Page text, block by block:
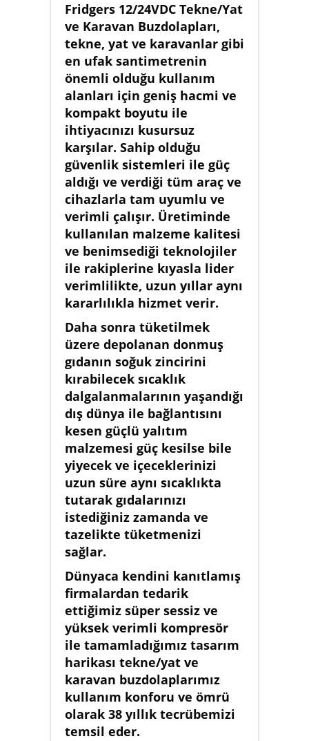
Fridgers 12/24VDC Tekne/Yat
ve Karavan Buzdolapları,
tekne, yat ve karavanlar gibi
en ufak santimetrenin
önemli olduğu kullanım
alanları için geniş hacmi ve
kompakt boyutu ile
ihtiyacınızı kusursuz
karşılar. Sahip olduğu
güvenlik sistemleri ile güç
aldığı ve verdiği tüm araç ve
cihazlarla tam uyumlu ve
verimli çalışır. Üretiminde
kullanılan malzeme kalitesi
ve benimsediği teknolojiler
ile rakiplerine kıyasla lider
verimlilikte, uzun yıllar aynı
kararlılıkla hizmet verir.
Daha sonra tüketilmek
üzere depolanan donmuş
gıdanın soğuk zincirini
kırabilecek sıcaklık
dalgalanmalarının yaşandığı
dış dünya ile bağlantısını
kesen güçlü yalıtım
malzemesi güç kesilse bile
yiyecek ve içeceklerinizi
uzun süre aynı sıcaklıkta
tutarak gıdalarınızı
istediğiniz zamanda ve
tazelikte tüketmenizi
sağlar.
Dünyaca kendini kanıtlamış
firmalardan tedarik
ettiğimiz süper sessiz ve
yüksek verimli kompresör
ile tamamladığımız tasarım
harikası tekne/yat ve
karavan buzdolaplarımız
kullanım konforu ve ömrü
olarak 38 yıllık tecrübemizi
temsil eder.